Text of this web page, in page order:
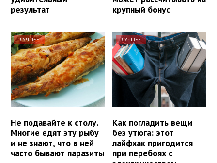
результат
крупный бонус
ЛУЧШЕЕ
Не подавайте к столу.
Многие едят эту рыбу
и не знают, что в ней
часто бывают паразиты
ЛУЧШЕЕ
Как погладить вещи
без утюга: этот
лайфхак пригодится
при перебоях с